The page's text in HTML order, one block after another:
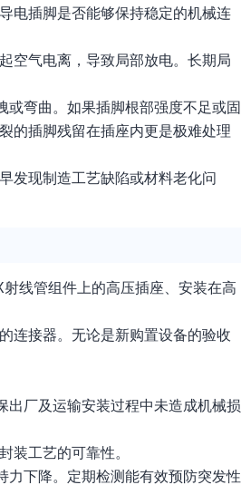
电插脚是否能够保持稳定的机械连
空气电离，导致局部放电。长期局
弯曲。如果插脚根部强度不足或固
的插脚残留在插座内更是极难处理
发现制造工艺缺陷或材料老化问
线管组件上的高压插座、安装在高
连接器。无论是新购置设备的验收
出厂及运输安装过程中未造成机械损
装工艺的可靠性。
力下降。定期检测能有效预防突发性